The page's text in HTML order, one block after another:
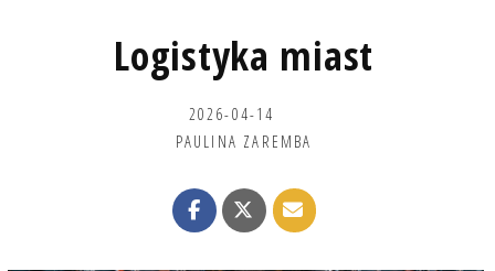
Logistyka miast
2026-04-14
PAULINA ZAREMBA